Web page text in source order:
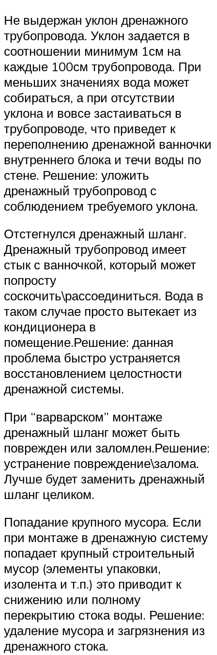
Не выдержан уклон дренажного
трубопровода. Уклон задается в
соотношении минимум 1см на
каждые 100см трубопровода. При
меньших значениях вода может
собираться, а при отсутствии
уклона и вовсе застаиваться в
трубопроводе, что приведет к
переполнению дренажной ванночки
внутреннего блока и течи воды по
стене. Решение: уложить
дренажный трубопровод с
соблюдением требуемого уклона.
Отстегнулся дренажный шланг.
Дренажный трубопровод имеет
стык с ванночкой, который может
попросту
соскочить\рассоединиться. Вода в
таком случае просто вытекает из
кондиционера в
помещение.Решение: данная
проблема быстро устраняется
восстановлением целостности
дренажной системы.
При “варварском” монтаже
дренажный шланг может быть
поврежден или заломлен.Решение:
устранение повреждение\залома.
Лучше будет заменить дренажный
шланг целиком.
Попадание крупного мусора. Если
при монтаже в дренажную систему
попадает крупный строительный
мусор (элементы упаковки,
изолента и т.п.) это приводит к
снижению или полному
перекрытию стока воды. Решение:
удаление мусора и загрязнения из
дренажного стока.